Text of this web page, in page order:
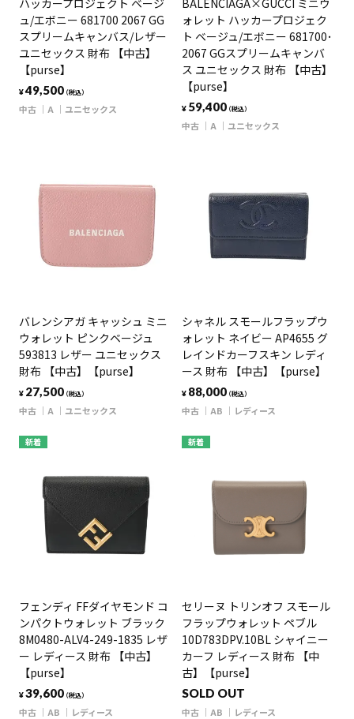
ハッカープロジェクト ベージ
ュ/エボニー 681700 2067 GG
スプリームキャンバス/レザー
ユニセックス 財布 【中古】
【purse】
¥49,500（税込）
中古 A ユニセックス
BALENCIAGA×GUCCI ミニウ
ォレット ハッカープロジェク
ト ベージュ/エボニー 681700･
2067 GGスプリームキャンバ
ス ユニセックス 財布 【中古】
【purse】
¥ 59,400（税込）
中古 A ユニセックス
バレンシアガ キャッシュ ミニ
ウォレット ピンクベージュ
593813 レザー ユニセックス
財布 【中古】【purse】
¥ 27,500（税込）
中古 A ユニセックス
シャネル スモールフラップウ
ォレット ネイビー AP4655 グ
レインドカーフスキン レディ
ース 財布 【中古】【purse】
¥ 88,000（税込）
中古 AB レディース
新着
フェンディ FFダイヤモンド コ
ンパクトウォレット ブラック
8M0480-ALV4-249-1835 レザ
ー レディース 財布 【中古】
【purse】
¥39,600（税込）
中古 AB レディース
新着
セリーヌ トリンオフ スモール
フラップウォレット ペブル
10D783DPV.10BL シャイニー
カーフ レディース 財布 【中
古】【purse】
SOLD OUT
中古 AB レディース